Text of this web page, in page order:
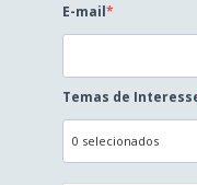
E-mail
Temas de
0 selecionados